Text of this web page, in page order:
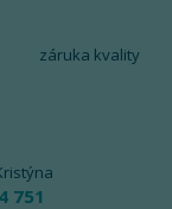
záruka kvality
751